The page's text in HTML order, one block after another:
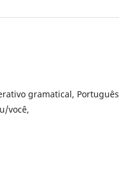
gramatical, Português
você,